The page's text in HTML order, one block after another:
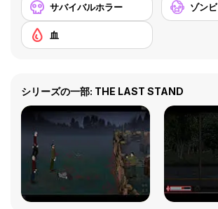
サバイバルホラー ゾンビ
血
シリーズの一部: THE LAST STAND